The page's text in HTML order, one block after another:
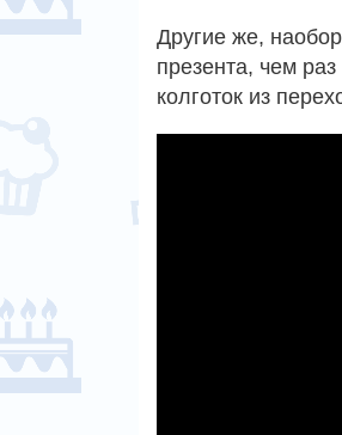
Другие же,
презента, чем
колготок из